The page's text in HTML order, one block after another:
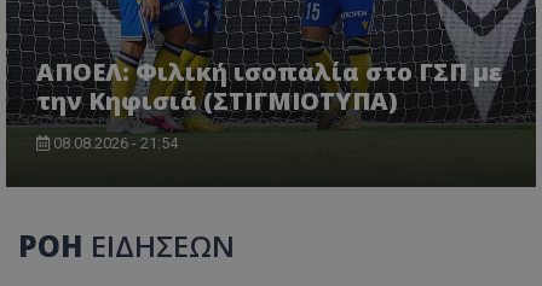
ΑΠΟΕΛ: Φιλική ισοπαλία στο ΓΣΠ με
την Κηφισιά (ΣΤΙΓΜΙΟΤΥΠΑ)
08.08.2026 - 21:54
ΡΟΗ ΕΙΔΗΣΕΩΝ